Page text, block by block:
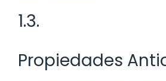
1.3.
Propiedades